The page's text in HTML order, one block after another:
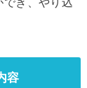
容